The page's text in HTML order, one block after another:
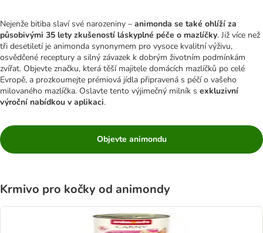
Nejenže bitiba slaví své narozeniny – animonda se také ohlíží za
působivými 35 lety zkušeností láskyplné péče o mazlíčky. Již více než
tři desetiletí je animonda synonymem pro vysoce kvalitní výživu,
osvědčené receptury a silný závazek k dobrým životním podmínkám
zvířat. Objevte značku, která těší majitele domácích mazlíčků po celé
Evropě, a prozkoumejte prémiová jídla připravená s péčí o vašeho
milovaného mazlíčka. Oslavte tento výjimečný milník s exkluzivní
výroční nabídkou v aplikaci.
Objevte animondu
Krmivo pro kočky od animondy